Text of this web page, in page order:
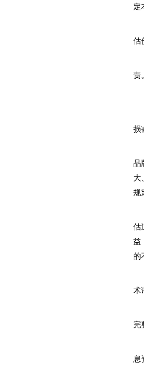
定
估
责
损
品
大
规
估
益
的
术
完
息